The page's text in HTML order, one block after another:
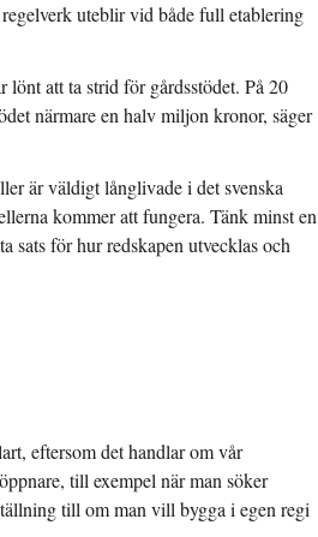
uteblir vid både full etablering
att ta strid för gårdsstödet. På 20
närmare en halv miljon kronor, säger
är väldigt långlivade i det svenska
kommer att fungera. Tänk minst en
sats för hur redskapen utvecklas och
eftersom det handlar om vår
till exempel när man söker
till om man vill bygga i egen regi